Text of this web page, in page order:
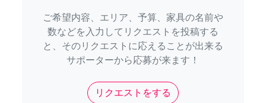
ご希望内容、エリア、予算、家具の名前や
数などを入力してリクエストを投稿する
と、そのリクエストに応えることが出来る
サポーターから応募が来ます！
リクエストをする